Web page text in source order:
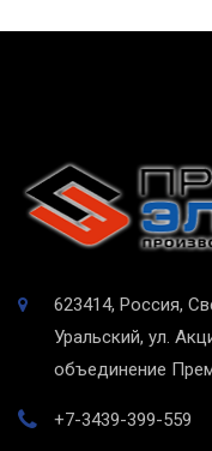
623414, Россия,
Уральский, ул.
объединение
+7-3439-399-559